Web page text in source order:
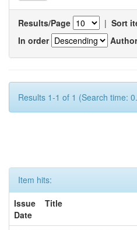
Results/Page | Sort
In order
Results 1-1 of 1 (Search time:
Item hits:
Issue
Date
Title